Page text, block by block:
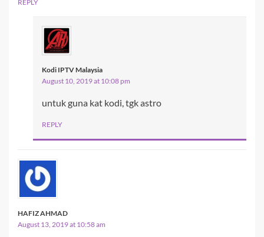
REPLY
Kodi IPTV Malaysia
August 10, 2019 at 10:08 pm
untuk guna kat kodi, tgk astro
REPLY
HAFIZ AHMAD
August 13, 2019 at 10:58 am